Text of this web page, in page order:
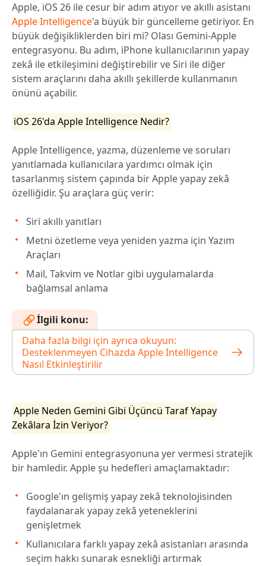
Apple, iOS 26 ile cesur bir adım atıyor ve akıllı asistanı
Apple Intelligence'a büyük bir güncelleme getiriyor. En
büyük değişikliklerden biri mi? Olası Gemini-Apple
entegrasyonu. Bu adım, iPhone kullanıcılarının yapay
zekâ ile etkileşimini değiştirebilir ve Siri ile diğer
sistem araçlarını daha akıllı şekillerde kullanmanın
önünü açabilir.
iOS 26'da Apple Intelligence Nedir?
Apple Intelligence, yazma, düzenleme ve soruları
yanıtlamada kullanıcılara yardımcı olmak için
tasarlanmış sistem çapında bir Apple yapay zekâ
özelliğidir. Şu araçlara güç verir:
Siri akıllı yanıtları
Metni özetleme veya yeniden yazma için Yazım
Araçları
Mail, Takvim ve Notlar gibi uygulamalarda
bağlamsal anlama
İlgili konu:
Daha fazla bilgi için ayrıca okuyun:
Desteklenmeyen Cihazda Apple Intelligence
Nasıl Etkinleştirilir
Apple Neden Gemini Gibi Üçüncü Taraf Yapay
Zekâlara İzin Veriyor?
Apple'ın Gemini entegrasyonuna yer vermesi stratejik
bir hamledir. Apple şu hedefleri amaçlamaktadır:
Google'ın gelişmiş yapay zekâ teknolojisinden
faydalanarak yapay zekâ yeteneklerini
genişletmek
Kullanıcılara farklı yapay zekâ asistanları arasında
seçim hakkı sunarak esnekliği artırmak